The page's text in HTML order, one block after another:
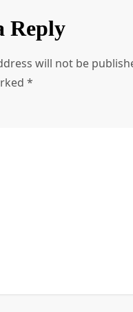
Reply
will not be
*